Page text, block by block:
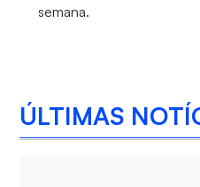
semana.
ÚLTIMAS